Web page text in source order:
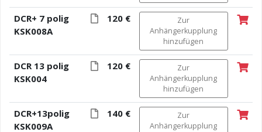
DCR+ 7 polig
KSK008A
120 €
Zur
Anhängerkupplung
hinzufügen
DCR 13 polig
KSK004
120 €
Zur
Anhängerkupplung
hinzufügen
DCR+13polig
KSK009A
140 €
Zur
Anhängerkupplung